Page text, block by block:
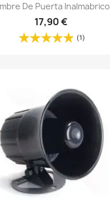
De Puerta Inalmabrico
17,90 €
(1)